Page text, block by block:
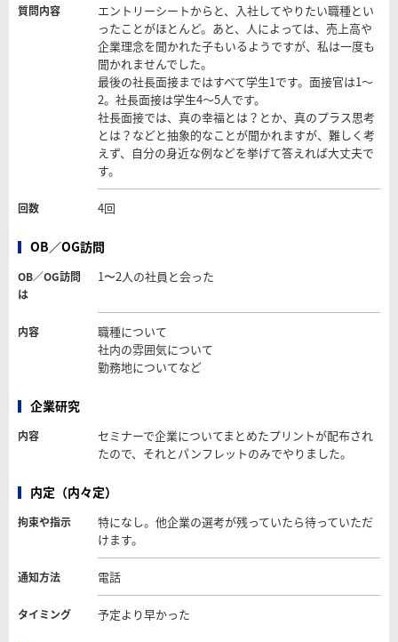
質問内容
エントリーシートからと、入社してやりたい職種とい
ったことがほとんど。あと、人によっては、売上高や
企業理念を聞かれた子もいるようですが、私は一度も
聞かれませんでした。
最後の社長面接まではすべて学生1です。面接官は1～
2。社長面接は学生4～5人です。
社長面接では、真の幸福とは？とか、真のプラス思考
とは？などと抽象的なことが聞かれますが、難しく考
えず、自分の身近な例などを挙げて答えれば大丈夫で
す。
回数 4回
OB／OG訪問
OB／OG訪問
は
1〜2人の社員と会った
内容
職種について
社内の雰囲気について
勤務地についてなど
企業研究
内容
セミナーで企業についてまとめたプリントが配布され
たので、それとパンフレットのみでやりました。
内定（内々定）
拘束や指示
特になし。他企業の選考が残っていたら待っていただ
けます。
通知方法 電話
タイミング 予定より早かった